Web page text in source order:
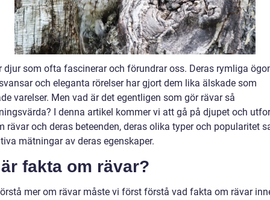
djur som ofta fascinerar och förundrar oss. Deras rymliga
och eleganta rörelser har gjort dem lika älskade som
varelser. Men vad är det egentligen som gör rävar så
I denna artikel kommer vi att gå på djupet och
rävar och deras beteenden, deras olika typer och popularitet
mätningar av deras egenskaper.
fakta om rävar?
mer om rävar måste vi först förstå vad fakta om rävar